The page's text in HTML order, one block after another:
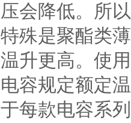
压会降低。所
特殊是聚酯类
温升更高。使
电容规定额定
于每款电容系